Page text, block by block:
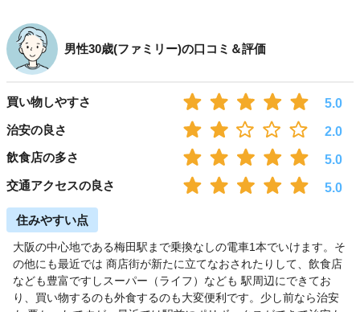
男性30歳(ファミリー)の口コミ＆評価
買い物しやすさ
5.0
治安の良さ
2.0
飲食店の多さ
5.0
交通アクセスの良さ
5.0
住みやすい点
大阪の中心地である梅田駅まで乗換なしの電車1本でいけます。そ
の他にも最近では 商店街が新たに立てなおされたりして、飲食店
なども豊富ですしスーパー（ライフ）なども 駅周辺にできてお
り、買い物するのも外食するのも大変便利です。少し前なら治安